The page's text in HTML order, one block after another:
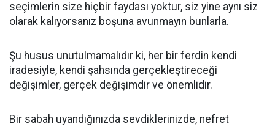
seçimlerin size hiçbir faydası yoktur, siz yine aynı siz
olarak kalıyorsanız boşuna avunmayın bunlarla.
Şu husus unutulmamalıdır ki, her bir ferdin kendi
iradesiyle, kendi şahsında gerçekleştireceği
değişimler, gerçek değişimdir ve önemlidir.
Bir sabah uyandığınızda sevdiklerinizde, nefret